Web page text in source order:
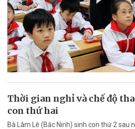
Thời gian nghỉ và chế độ
con thứ hai
Bà Lâm Lê (Bắc Ninh) sinh con thứ 2